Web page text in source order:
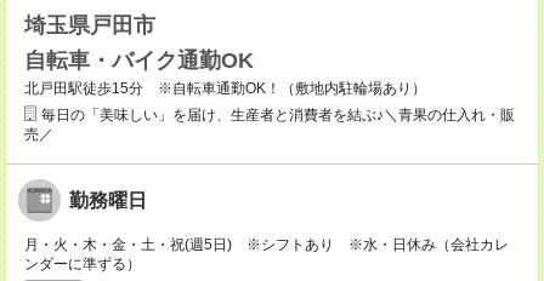
埼玉県戸田市
自転車・バイク通勤OK
北戸田駅徒歩15分 ※自転車通勤OK！（敷地内駐輪場あり）
毎日の「美味しい」を届け、生産者と消費者を結ぶ♪＼青果の仕入れ・販
売／
勤務曜日
月・火・木・金・土・祝(週5日) ※シフトあり ※水・日休み（会社カレ
ンダーに準ずる）